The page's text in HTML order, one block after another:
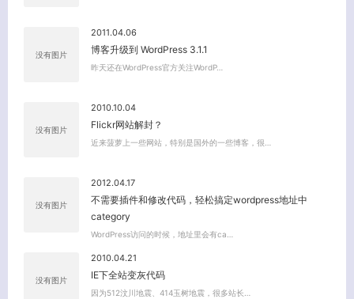
没有图片
2011.04.06
博客升级到 WordPress 3.1.1
昨天还在WordPress官方关注WordP…
没有图片
2010.10.04
Flickr网站解封？
近来菠萝上一些网站，特别是国外的一些博客，很…
没有图片
2012.04.17
不需要插件和修改代码，轻松搞定wordpress地址中
category
WordPress访问的时候，地址里会有ca…
没有图片
2010.04.21
IE下全站变灰代码
因为512汶川地震、414玉树地震，很多站长…
关闭弹窗